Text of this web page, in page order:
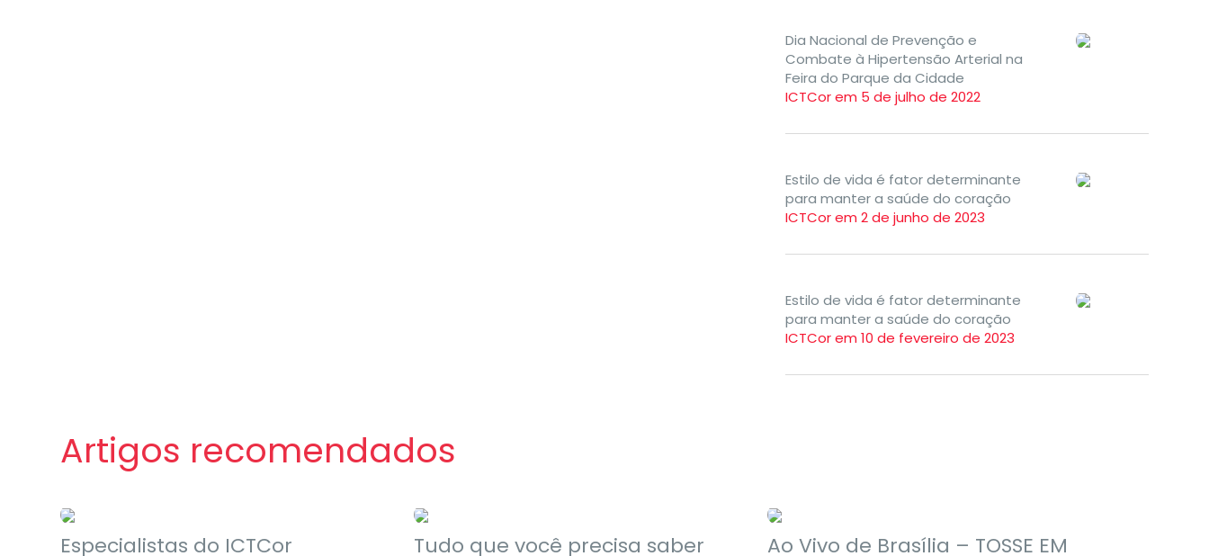
Dia Nacional de Prevenção e
Combate à Hipertensão Arterial na
Feira do Parque da Cidade
ICTCor em 5 de julho de 2022
Estilo de vida é fator determinante
para manter a saúde do coração
ICTCor em 2 de junho de 2023
Estilo de vida é fator determinante
para manter a saúde do coração
ICTCor em 10 de fevereiro de 2023
Artigos recomendados
Especialistas do ICTCor Tudo que você precisa saber Ao Vivo de Brasília – TOSSE EM